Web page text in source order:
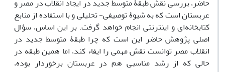
حاضر، بررسی نقش طبقۀ متوسط جدید در ایجاد انقلاب در مصر و
عربستان است که به شیوۀ توصیفی- تحلیلی و با استفاده از منابع
کتابخانه‌ای و اینترنتی انجام خواهد گرفت. بر این اساس، سؤال
اصلی پژوهش حاضر این است که چرا طبقۀ متوسط جدید در
انقلاب مصر توانست نقش مهمی را ایفاء کند، اما همین طبقه در
حالی که از رشد مناسبی هم در عربستان برخوردار بوده،